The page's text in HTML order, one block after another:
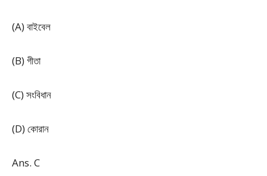
(A) বাইবেল
(B) গীতা
(C) সংবিধান
(D) কোরান
Ans. C